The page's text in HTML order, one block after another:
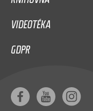
VIDEOTÉKA
GDPR